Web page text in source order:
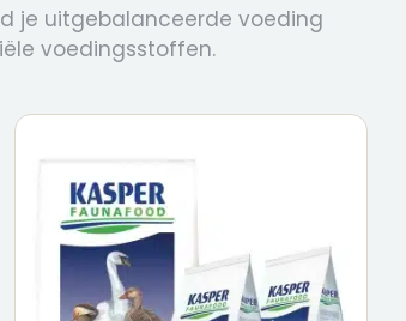
je uitgebalanceerde voeding
voedingsstoffen.